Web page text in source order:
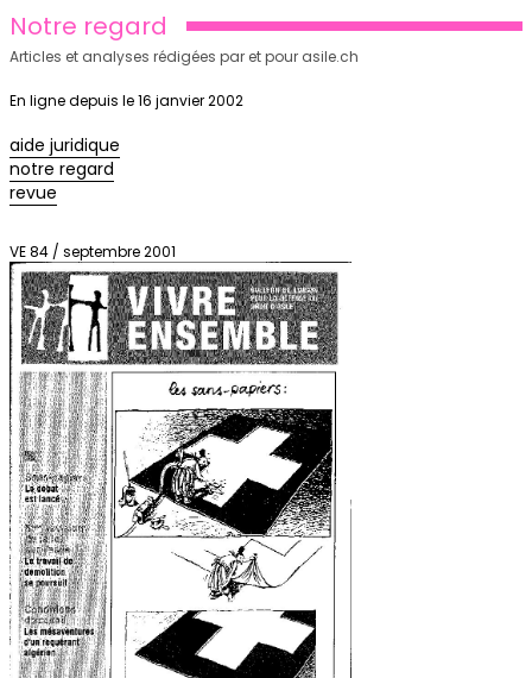
Notre regard
Articles et analyses rédigées par et pour asile.ch
En ligne depuis le 16 janvier 2002
aide juridique
notre regard
revue
VE 84 / septembre 2001